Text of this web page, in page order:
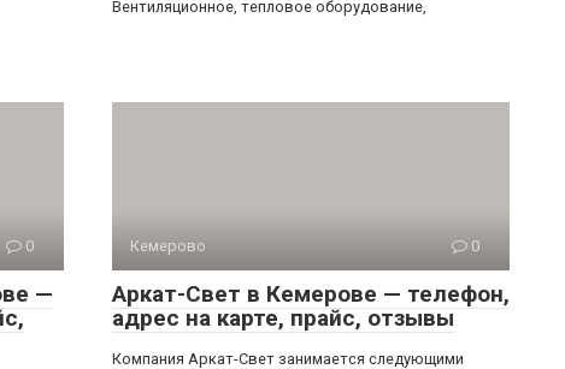
Вентиляционное, тепловое оборудование,
0
—
Кемерово 0
Аркат-Свет в Кемерове — телефон,
адрес на карте, прайс, отзывы
Компания Аркат-Свет занимается следующими